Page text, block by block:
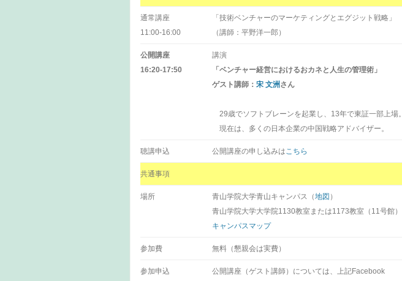
通常講座
11:00-16:00
「技術ベンチャーのマーケティングとエグジット戦略」
（講師：平野洋一郎）
公開講座
16:20-17:50
講演
「ベンチャー経営におけるおカネと人生の管理術」
ゲスト講師： 宋 文洲 さん
29歳でソフトブレーンを起業し、13年で東証一部上場。
現在は、多くの日本企業の中国戦略アドバイザー。
聴講申込 公開講座の申し込みはこちら
共通事項
場所 青山学院大学青山キャンパス（地図 ）
青山学院大学大学院1130教室または1173教室（11号館）
キャンパスマップ
参加費 無料（懇親会は実費）
参加申込
公開講座（ゲスト講師）については、上記Facebook